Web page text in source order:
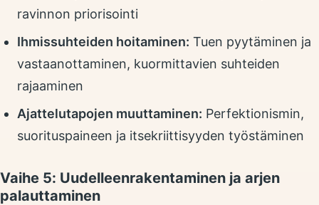
ravinnon priorisointi
Ihmissuhteiden hoitaminen: Tuen pyytäminen ja
vastaanottaminen, kuormittavien suhteiden
rajaaminen
Ajattelutapojen muuttaminen: Perfektionismin,
suorituspaineen ja itsekriittisyyden työstäminen
Vaihe 5: Uudelleenrakentaminen ja arjen
palauttaminen